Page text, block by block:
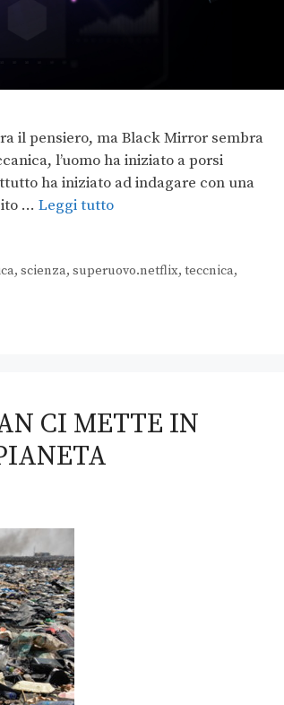
il pensiero, ma Black Mirror sembra
l’uomo ha iniziato a porsi
ha iniziato ad indagare con una
… Leggi tutto
, scienza, superuovo.netflix, teccnica,
CI METTE IN